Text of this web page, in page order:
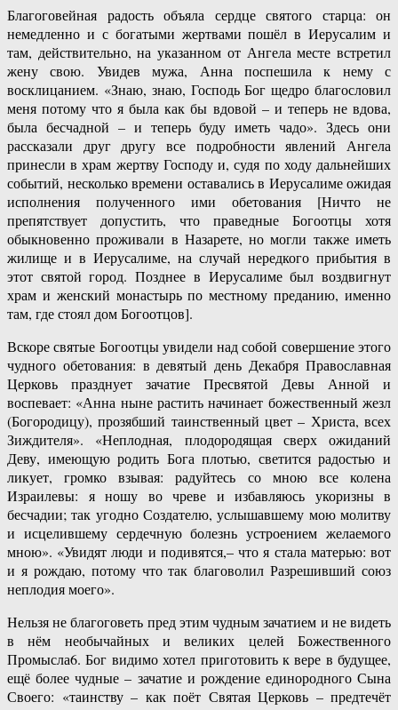
Благоговейная радость объяла сердце святого старца: он
немедленно и с богатыми жертвами пошёл в Иерусалим и
там, действительно, на указанном от Ангела месте встретил
жену свою. Увидев мужа, Анна поспешила к нему с
восклицанием. «Знаю, знаю, Господь Бог щедро благословил
меня потому что я была как бы вдовой – и теперь не вдова,
была бесчадной – и теперь буду иметь чадо». Здесь они
рассказали друг другу все подробности явлений Ангела
принесли в храм жертву Господу и, судя по ходу дальнейших
событий, несколько времени оставались в Иерусалиме ожидая
исполнения полученного ими обетования [Ничто не
препятствует допустить, что праведные Богоотцы хотя
обыкновенно проживали в Назарете, но могли также иметь
жилище и в Иерусалиме, на случай нередкого прибытия в
этот святой город. Позднее в Иерусалиме был воздвигнут
храм и женский монастырь по местному преданию, именно
там, где стоял дом Богоотцов].
Вскоре святые Богоотцы увидели над собой совершение этого
чудного обетования: в девятый день Декабря Православная
Церковь празднует зачатие Пресвятой Девы Анной и
воспевает: «Анна ныне растить начинает божественный жезл
(Богородицу), прозябший таинственный цвет – Христа, всех
Зиждителя». «Неплодная, плодородящая сверх ожиданий
Деву, имеющую родить Бога плотью, светится радостью и
ликует, громко взывая: радуйтесь со мною все колена
Израилевы: я ношу во чреве и избавляюсь укоризны в
бесчадии; так угодно Создателю, услышавшему мою молитву
и исцелившему сердечную болезнь устроением желаемого
мною». «Увидят люди и подивятся,– что я стала матерью: вот
и я рождаю, потому что так благоволил Разрешивший союз
неплодия моего».
Нельзя не благоговеть пред этим чудным зачатием и не видеть
в нём необычайных и великих целей Божественного
Промысла6. Бог видимо хотел приготовить к вере в будущее,
ещё более чудные – зачатие и рождение единородного Сына
Своего: «таинству – как поёт Святая Церковь – предтечёт